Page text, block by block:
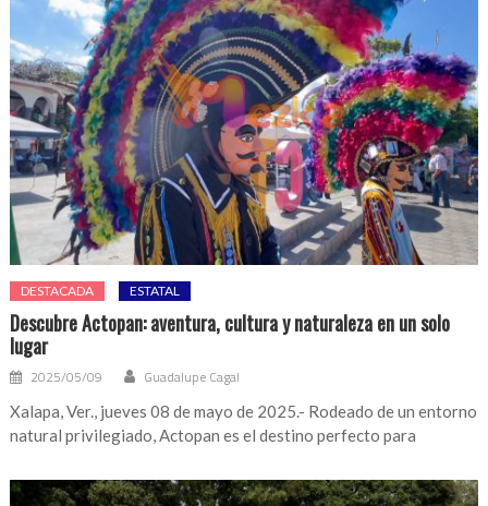
DESTACADA ESTATAL
Descubre Actopan: aventura, cultura y naturaleza en un solo
lugar
2025/05/09 Guadalupe Cagal
Xalapa, Ver., jueves 08 de mayo de 2025.- Rodeado de un entorno
natural privilegiado, Actopan es el destino perfecto para